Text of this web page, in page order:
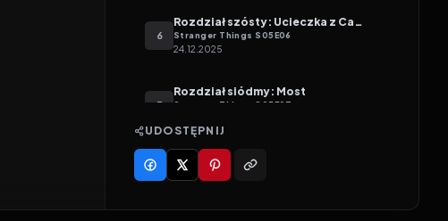
6
Rozdział szósty: Ucieczka z Camazotz
Stranger Things S05E06
24.12.2025
7
Rozdział siódmy: Most
Stranger Things S 05E07
Rozdział ósmy: Ta strona
Stranger Things
UDOSTĘPNIJ